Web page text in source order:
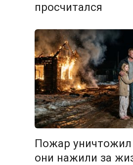
просчитался
Пожар уничтожил
они нажили за